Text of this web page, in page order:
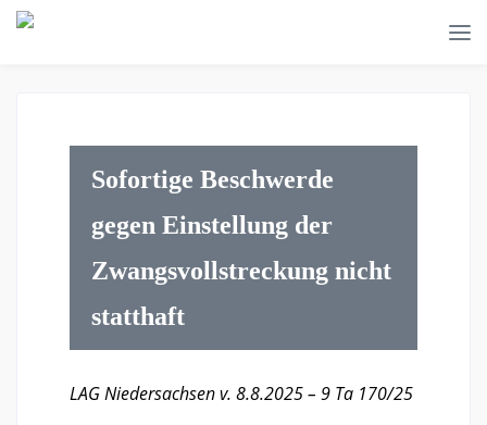
Sofortige Beschwerde
gegen Einstellung der
Zwangsvollstreckung nicht
statthaft
LAG Niedersachsen v. 8.8.2025 – 9 Ta 170/25